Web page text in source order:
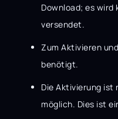
Download; es wird
versendet.
Zum Aktivieren
benötigt.
Die Aktivierung
möglich. Dies ist